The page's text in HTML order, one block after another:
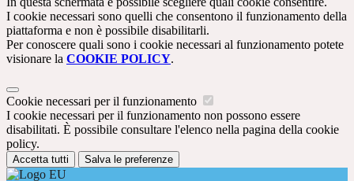
I cookie necessari sono quelli che consentono il funzionamento della
piattaforma e non è possibile disabilitarli.
Per conoscere quali sono i cookie necessari al funzionamento potete
visionare la COOKIE POLICY.
Cookie necessari per il funzionamento
I cookie necessari per il funzionamento non possono essere
disabilitati. È possibile consultare l'elenco nella pagina della cookie
policy.
Accetta tutti Salva le preferenze